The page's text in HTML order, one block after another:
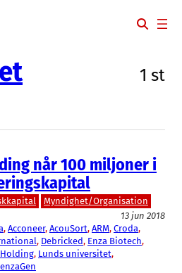
1 st
når 100 miljoner i
Myndighet/Organisation
13 jun 2018
, Acconeer, AcouSort, ARM, Croda
, Debricked, Enza Biotech
Holding, Lunds universitet